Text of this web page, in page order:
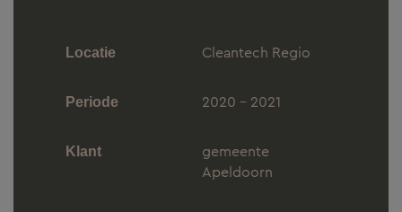
Locatie Cleantech Regio
Periode 2020 - 2021
Klant
gemeente
Apeldoorn